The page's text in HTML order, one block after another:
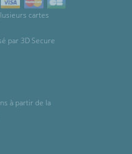
cartes
par 3D Secure
à partir de la